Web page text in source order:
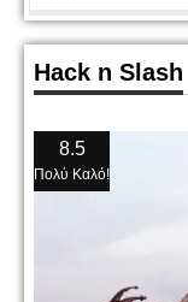
Hack n Slash
8.5
Πολύ Καλό!